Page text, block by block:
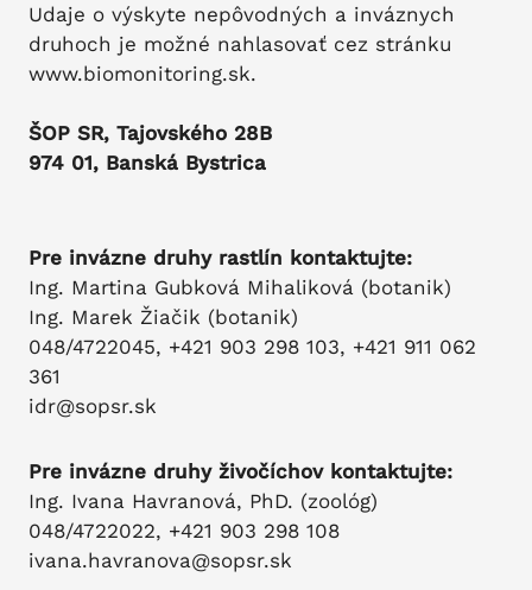
Udaje o výskyte nepôvodných a inváznych
druhoch je možné nahlasovať cez stránku
www.biomonitoring.sk.
ŠOP SR, Tajovského 28B
974 01, Banská Bystrica
Pre invázne druhy rastlín kontaktujte:
Ing. Martina Gubková Mihaliková (botanik)
Ing. Marek Žiačik (botanik)
048/4722045, +421 903 298 103, +421 911 062
361
idr@sopsr.sk
Pre invázne druhy živočíchov kontaktujte:
Ing. Ivana Havranová, PhD. (zoológ)
048/4722022, +421 903 298 108
ivana.havranova@sopsr.sk